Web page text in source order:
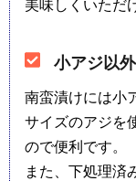
美味しくいただ
小アジ以
南蛮漬けには小
サイズのアジを
ので便利です。
また、下処理済